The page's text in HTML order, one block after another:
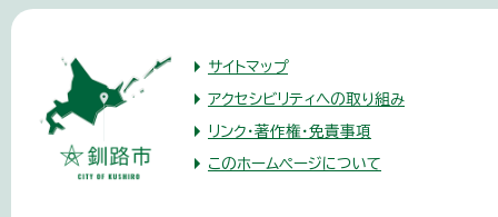
サイトマップ
アクセシビリティへの取り組み
リンク・著作権・免責事項
このホームページについて